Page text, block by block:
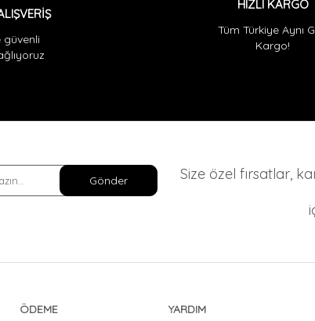
güvenli
HIZLI KARGO
Tüm Türkiye Aynı
Kargo!
Gönder
Size özel fırsatlar,
ÖDEME YARDIM